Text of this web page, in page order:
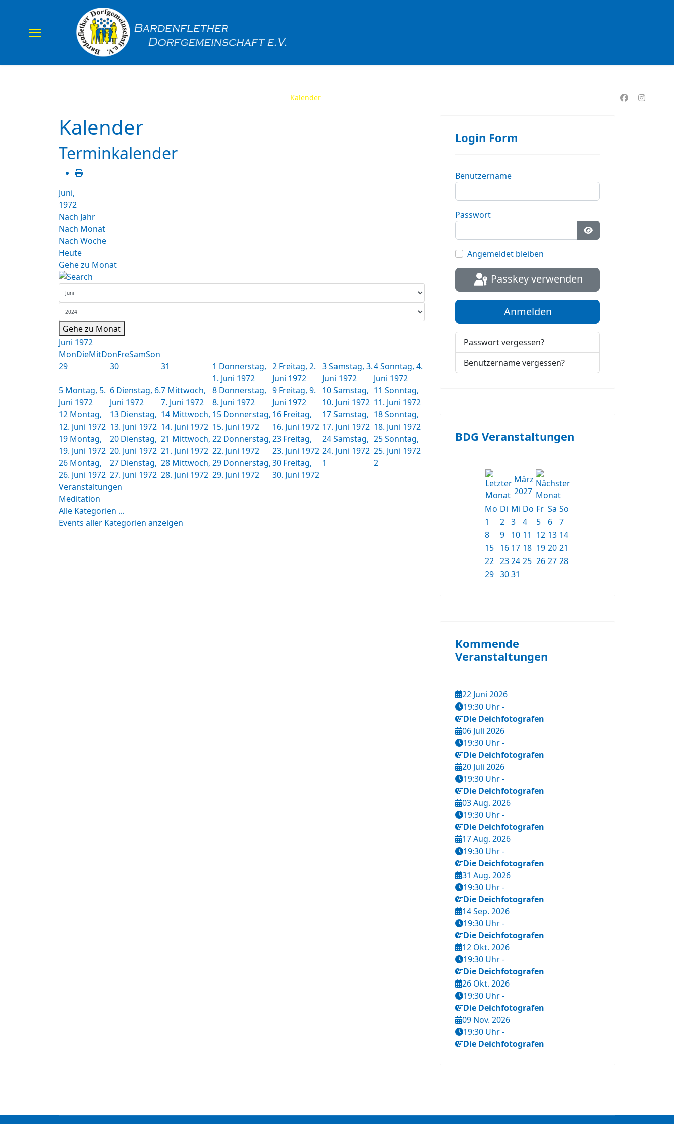
Kalender
Kalender
Terminkalender
Juni,
1972
Nach Jahr
Nach Monat
Nach Woche
Heute
Gehe zu Monat
Gehe zu Monat
Juni 1972
MonDieMitDonFreSamSon
29
30 31 1 Donnerstag,
1. Juni 1972
2 Freitag, 2.
Juni 1972
3Samstag, 3.
Juni 1972
4Sonntag, 4.
Juni 1972
5 Montag, 5.
Juni 1972
6 Dienstag, 6.
Juni 1972
7 Mittwoch,
7. Juni 1972
8 Donnerstag,
8. Juni 1972
9 Freitag, 9.
Juni 1972
10Samstag,
10. Juni 1972
11 Sonntag,
11. Juni 1972
12 Montag,
12. Juni 1972
13 Dienstag,
13. Juni 1972
14 Mittwoch,
14. Juni 1972
15 Donnerstag,
15. Juni 1972
16 Freitag,
16. Juni 1972
17Samstag,
17. Juni 1972
18Sonntag,
18. Juni 1972
19 Montag,
19. Juni 1972
20 Dienstag,
20. Juni 1972
21 Mittwoch,
21. Juni 1972
22 Donnerstag,
22. Juni 1972
23 Freitag,
23. Juni 1972
24Samstag,
24. Juni 1972
25Sonntag,
25. Juni 1972
26 Montag,
26. Juni 1972
27 Dienstag,
27. Juni 1972
28 Mittwoch,
28. Juni 1972
29 Donnerstag,
29. Juni 1972
30 Freitag,
30. Juni 1972
1 2
Veranstaltungen
Meditation
Alle Kategorien ...
Events aller Kategorien anzeigen
Login Form
Benutzername
Passwort
Passwort anzeigen
Angemeldet bleiben
Passkey verwenden
Anmelden
Passwort vergessen?
Benutzername vergessen?
BDG Veranstaltungen
März
2027
Mo Di Mi Do Fr Sa So
1
2 3 4 5 6
7
8
9 10 11 12 13 14
15
16 17 18 19 20 21
22 23 24 25 26 27 28
29 30 31
Kommende
Veranstaltungen
22 Juni 2026
19:30 Uhr-
Die Deichfotografen
06 Juli 2026
19:30 Uhr-
Die Deichfotografen
20 Juli 2026
19:30 Uhr-
Die Deichfotografen
03 Aug. 2026
19:30 Uhr-
Die Deichfotografen
17 Aug. 2026
19:30 Uhr-
Die Deichfotografen
31 Aug. 2026
19:30 Uhr-
Die Deichfotografen
14 Sep. 2026
19:30 Uhr-
Die Deichfotografen
12 Okt. 2026
19:30 Uhr-
Die Deichfotografen
26 Okt. 2026
19:30 Uhr-
Die Deichfotografen
09 Nov. 2026
19:30 Uhr-
Die Deichfotografen